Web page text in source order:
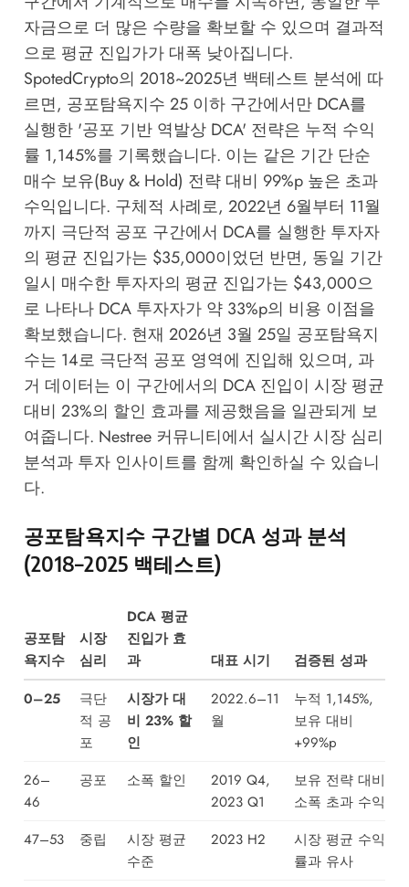
자금으로 더 많은 수량을 확보할 수 있으며 결과적
으로 평균 진입가가 대폭 낮아집니다.
SpotedCrypto의 2018~2025년 백테스트 분석에 따
르면, 공포탐욕지수 25 이하 구간에서만 DCA를
실행한 '공포 기반 역발상 DCA' 전략은 누적 수익
률 1,145%를 기록했습니다. 이는 같은 기간 단순
매수 보유(Buy & Hold) 전략 대비 99%p 높은 초과
수익입니다. 구체적 사례로, 2022년 6월부터 11월
까지 극단적 공포 구간에서 DCA를 실행한 투자자
의 평균 진입가는 $35,000이었던 반면, 동일 기간
일시 매수한 투자자의 평균 진입가는 $43,000으
로 나타나 DCA 투자자가 약 33%p의 비용 이점을
확보했습니다. 현재 2026년 3월 25일 공포탐욕지
수는 14로 극단적 공포 영역에 진입해 있으며, 과
거 데이터는 이 구간에서의 DCA 진입이 시장 평균
대비 23%의 할인 효과를 제공했음을 일관되게 보
여줍니다. Nestree 커뮤니티에서 실시간 시장 심리
분석과 투자 인사이트를 함께 확인하실 수 있습니
다.
공포탐욕지수 구간별 DCA 성과 분석
(2018–2025 백테스트)
공포탐
욕지수
시장
심리
DCA 평균
진입가 효
과
대표 시기
검증된 성과
0–25
극단
적 공
포
시장가 대
비 23% 할
인
2022.6–11
월
누적 1,145%,
보유 대비
+99%p
26–
46
공포 소폭 할인
2019 Q4,
2023 Q1
보유 전략 대비
소폭 초과 수익
47–53
중립
시장 평균
수준
2023 H2
시장 평균 수익
률과 유사